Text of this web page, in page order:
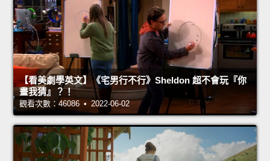
【看美劇學英文】《宅男行不行》Sheldon 超不會玩『你
畫我猜』？！
觀看次數：46086 • 2022-06-02